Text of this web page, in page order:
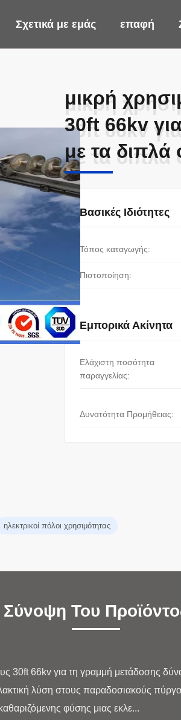
Σχετικά με εμάς επαφή
μικρή
30ft 66kv
με τα διπλά
μικρή
30ft 66kv
με τα διπλά
Βασικές Ιδιότητες
Τόπος καταγωγής:
Πιστοποίηση:
Εμπορικά Ακίνητα
Ελάχιστη ποσότητα
παραγγελίας:
Δυνατότητα Προμήθειας:
ηλεκτρικοί πόλοι χρησιμότητας
Σύνοψη Του
30ft 66kv για τη γραμμή μετάδοσης
λύση στους παραδοσιακούς